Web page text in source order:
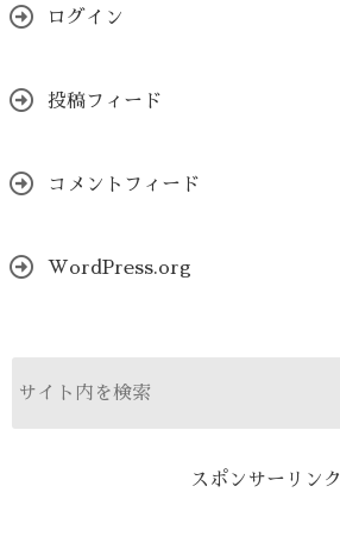
ログイン
投稿フィード
コメントフィード
WordPress.org
スポンサーリンク